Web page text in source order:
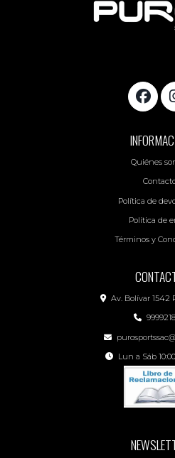
Quiénes
Política de
Política de
Términos y
Av. Bolívar 1542
Lun a Sáb